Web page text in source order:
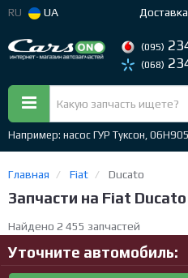
RU UA
(095)
(068)
Например: насос ГУР Туксон,
Главная Fiat Ducato
Запчасти на Fiat
Найдено 2 455 запчастей
Уточните автомобиль: